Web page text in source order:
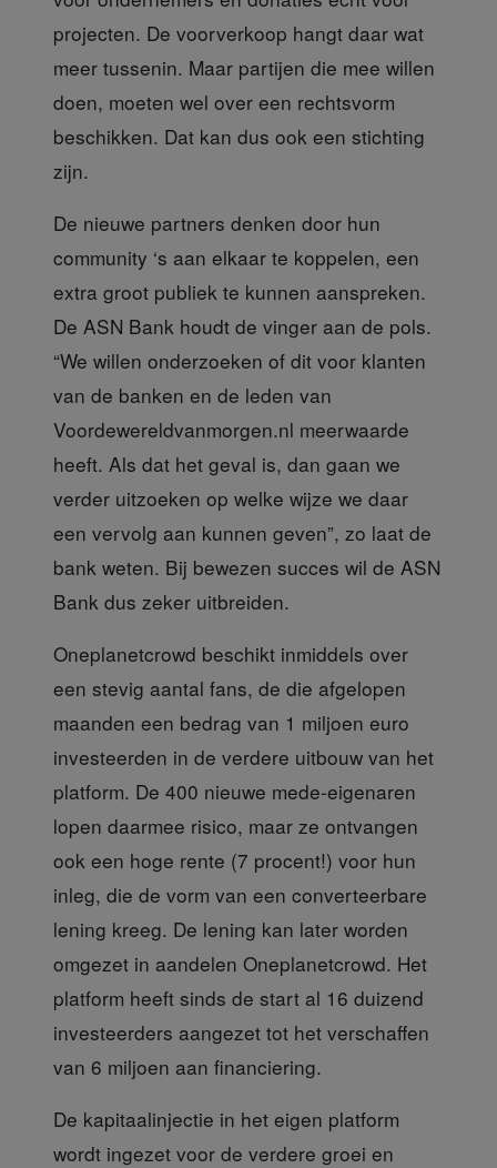
projecten. De voorverkoop hangt daar wat
meer tussenin. Maar partijen die mee willen
doen, moeten wel over een rechtsvorm
beschikken. Dat kan dus ook een stichting
zijn.
De nieuwe partners denken door hun
community ‘s aan elkaar te koppelen, een
extra groot publiek te kunnen aanspreken.
De ASN Bank houdt de vinger aan de pols.
“We willen onderzoeken of dit voor klanten
van de banken en de leden van
Voordewereldvanmorgen.nl meerwaarde
heeft. Als dat het geval is, dan gaan we
verder uitzoeken op welke wijze we daar
een vervolg aan kunnen geven”, zo laat de
bank weten. Bij bewezen succes wil de ASN
Bank dus zeker uitbreiden.
Oneplanetcrowd beschikt inmiddels over
een stevig aantal fans, de die afgelopen
maanden een bedrag van 1 miljoen euro
investeerden in de verdere uitbouw van het
platform. De 400 nieuwe mede-eigenaren
lopen daarmee risico, maar ze ontvangen
ook een hoge rente (7 procent!) voor hun
inleg, die de vorm van een converteerbare
lening kreeg. De lening kan later worden
omgezet in aandelen Oneplanetcrowd. Het
platform heeft sinds de start al 16 duizend
investeerders aangezet tot het verschaffen
van 6 miljoen aan financiering.
De kapitaalinjectie in het eigen platform
wordt ingezet voor de verdere groei en